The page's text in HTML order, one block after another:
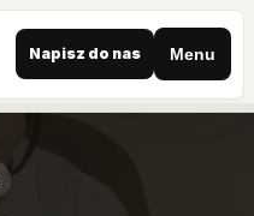
Napisz do nas Menu